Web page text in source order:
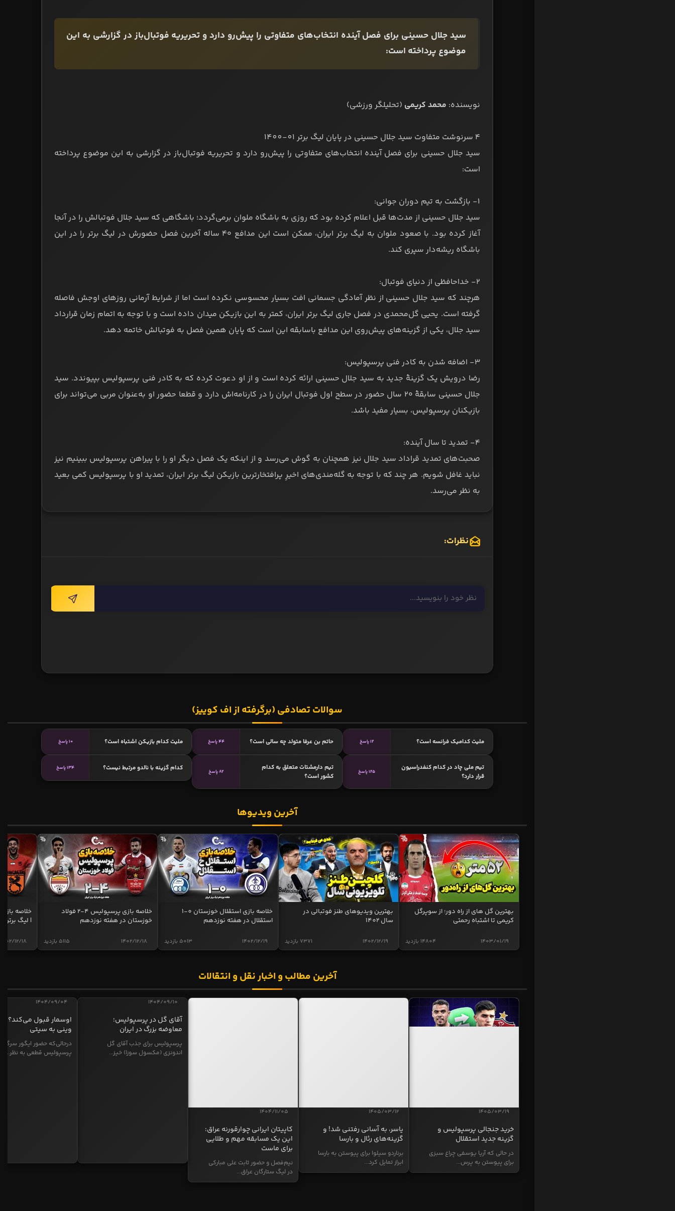
سید جلال حسینی برای فصل آینده انتخاب‌های متفاوتی را پیش‌رو دارد و تحریریه فوتبال‌باز در گزارشی به این
موضوع پرداخته است:
نویسنده: محمد کریمی (تحلیلگر ورزشی)
۴ سرنوشت متفاوت سید جلال حسینی در پایان لیگ برتر 01-1400
سید جلال حسینی برای فصل آینده انتخاب‌های متفاوتی را پیش‌رو دارد و تحریریه فوتبال‌باز در گزارشی به این موضوع پرداخته
است:
۱- بازگشت به تیم دوران جوانی:
سید جلال حسینی از مدت‌ها قبل اعلام کرده بود که روزی به باشگاه ملوان برمی‌گردد؛ باشگاهی که سید جلال فوتبالش را در آنجا
آغاز کرده بود. با صعود ملوان به لیگ برتر ایران، ممکن است این مدافع ۴۰ ساله آخرین فصل حضورش در لیگ برتر را در این
باشگاه ریشه‌دار سپری کند.
۲- خداحافظی از دنیای فوتبال:
هرچند که سید جلال حسینی از نظر آمادگی جسمانی افت بسیار محسوسی نکرده است اما از شرایط آرمانی روزهای اوجش فاصله
گرفته است. یحیی گل‌محمدی در فصل جاری لیگ برتر ایران، کمتر به این بازیکن میدان داده است و با توجه به اتمام زمان قرارداد
سید جلال، یکی از گزینه‌های پیش‌روی این مدافع باسابقه این است که پایان همین فصل به فوتبالش خاتمه دهد.
۳- اضافه شدن به کادر فنی پرسپولیس:
رضا درویش یک گزینۀ جدید به سید جلال حسینی ارائه کرده است و از او دعوت کرده که به کادر فنی پرسپولیس بپیوندد. سید
جلال حسینی سابقۀ ۲۰ سال حضور در سطح اول فوتبال ایران را در کارنامه‌اش دارد و قطعا حضور او به‌عنوان مربی می‌تواند برای
بازیکنان پرسپولیس، بسیار مفید باشد.
۴- تمدید تا سال آینده:
صحبت‌های تمدید قراداد سید جلال نیز همچنان به گوش می‌رسد و از اینکه یک فصل دیگر او را با پیراهن پرسپولیس ببینیم نیز
نباید غافل شویم. هر چند که با توجه به گله‌مندی‌های اخیرِ پرافتخارترین بازیکن لیگ برتر ایران، تمدید او با پرسپولیس کمی بعید
به نظر می‌رسد.
نظرات:
سوالات تصادفی (برگرفته از اف کوییز)
ملیت کدامیک فرانسه است؟ 12 پاسخ حاتم بن عرفا متولد چه سالی است؟ 44 پاسخ ملیت کدام بازیکن اشتباه است؟ 10 پاسخ
تیم ملی چاد در کدام کنفدراسیون
قرار دارد؟
125 پاسخ
تیم دارمشتات متعلق به کدام
کشور است؟
82 پاسخ کدام گزینه با نالدو مرتبط نیست؟ 134 پاسخ
آخرین ویدیوها
بهترین گل های از راه دور؛ از سوپرگل
کریمی تا اشتباه رحمتی
14804 بازدید 1403/01/19
بهترین ویدیوهای طنز فوتبالی در
سال 1402
7371 بازدید 1402/12/19
خلاصه بازی استقلال خوزستان 0-1
استقلال در هفته نوزدهم
5013 بازدید 1402/12/19
خلاصه بازی پرسپولیس 4-2 فولاد
خوزستان در هفته نوزدهم
5115 بازدید 1402/12/18
| لیگ برتر
1402/12/18
آخرین مطالب و اخبار نقل و انتقالات
1405/03/19
خرید جنجالی پرسپولیس و
گزینه جدید استقلال
در حالی که آریا یوسفی چراغ سبزی
برای پیوستن به پرس...
1405/03/12
یاسر، به آسانی رفتنی شد! و
گزینه‌های رئال و بارسا
برناردو سیلوا برای پیوستن به بارسا
ابراز تمایل کرد...
1404/11/05
کاپیتان ایرانی چوارقورنه عراق:
این یک مسابقه مهم و طلایی
برای ماست
نیم‌فصل و حضور ثابت علی مبارکی
در لیگ ستارگان عراق...
1404/09/10
آقای گل در پرسپولیس؛
معاوضه بزرگ در ایران
پرسپولیس برای جذب آقای گل
اندونزی (مکسول سوزا) خیز...
1404/09/04
اوسمار قبول می‌کند؟
وینی به سیتی
درحالی‌که حضور ایگور
پرسپولیس قطعی به نظر...